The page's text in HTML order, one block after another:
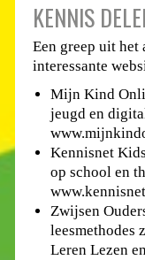
KENNIS
Een greep uit het
interessante
Mijn Kind
jeugd en
Kennisnet
op school en
Zwijsen
leesmethodes
Leren Lezen